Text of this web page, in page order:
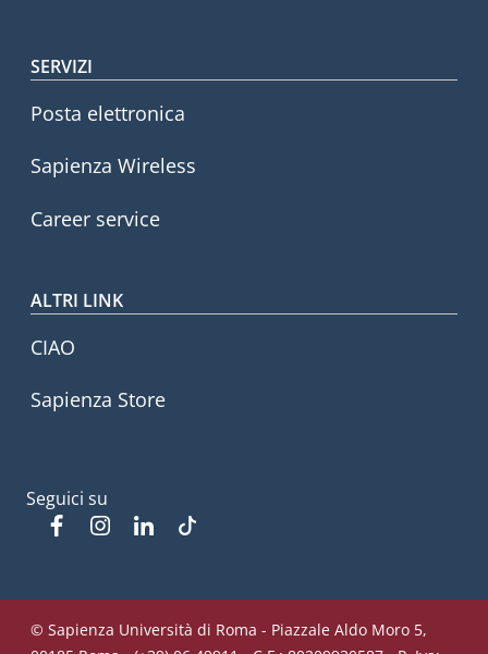
SERVIZI
Posta elettronica
Sapienza Wireless
Career service
ALTRI LINK
CIAO
Sapienza Store
Seguici su
FacebookInstagram
Linkedin
© Sapienza Università di Roma - Piazzale Aldo Moro 5,